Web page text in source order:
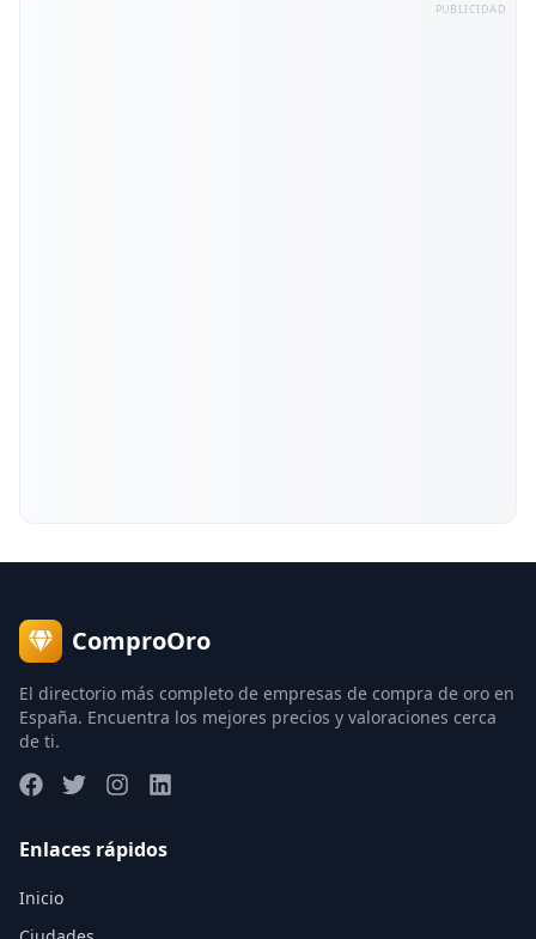
PUBLICIDAD
ComproOro
El directorio más completo de empresas de compra de oro en
España. Encuentra los mejores precios y valoraciones cerca
de ti.
Enlaces rápidos
Inicio